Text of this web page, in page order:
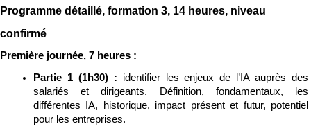
Programme détaillé, formation 3, 14 heures, niveau
confirmé
Première journée, 7 heures :
Partie 1 (1h30) : identifier les enjeux de l’IA auprès des
salariés et dirigeants. Définition, fondamentaux, les
différentes IA, historique, impact présent et futur, potentiel
pour les entreprises.